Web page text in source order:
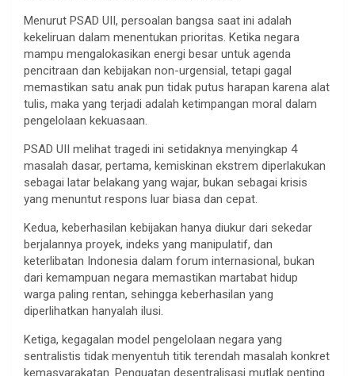
Menurut PSAD UII, persoalan bangsa saat ini adalah
kekeliruan dalam menentukan prioritas. Ketika negara
mampu mengalokasikan energi besar untuk agenda
pencitraan dan kebijakan non-urgensial, tetapi gagal
memastikan satu anak pun tidak putus harapan karena alat
tulis, maka yang terjadi adalah ketimpangan moral dalam
pengelolaan kekuasaan.
PSAD UII melihat tragedi ini setidaknya menyingkap 4
masalah dasar, pertama, kemiskinan ekstrem diperlakukan
sebagai latar belakang yang wajar, bukan sebagai krisis
yang menuntut respons luar biasa dan cepat.
Kedua, keberhasilan kebijakan hanya diukur dari sekedar
berjalannya proyek, indeks yang manipulatif, dan
keterlibatan Indonesia dalam forum internasional, bukan
dari kemampuan negara memastikan martabat hidup
warga paling rentan, sehingga keberhasilan yang
diperlihatkan hanyalah ilusi.
Ketiga, kegagalan model pengelolaan negara yang
sentralistis tidak menyentuh titik terendah masalah konkret
kemasyarakatan. Penguatan desentralisasi mutlak penting